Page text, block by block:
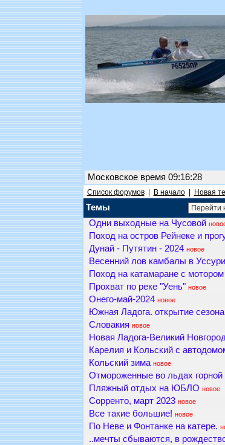
Московское время 09:16:28
Список форумов| В начало| Новая
Темы
Одни выходные на Чусовой
Поход на остров Рейнеке и
Дунай - Путятин - 2024 новое
Весенний лов камбалы в
Поход на катамаране с
Прохват по реке "Уень" новое
Онего-май-2024 новое
Южная Ладога. открытие сезона
Словакия новое
Новая Ладога-Великий
Карелия и Кольский с
Кольский зима новое
Отмороженные во льдах горной
Пляжный отдых на ЮБЛО новое
Сорренто, март 2023 новое
Все такие большие! новое
По Неве и Фонтанке на катере.
..мечты сбываются, в